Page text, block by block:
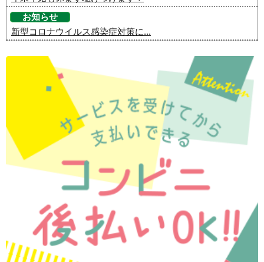
お知らせ
新型コロナウイルス感染症対策に...